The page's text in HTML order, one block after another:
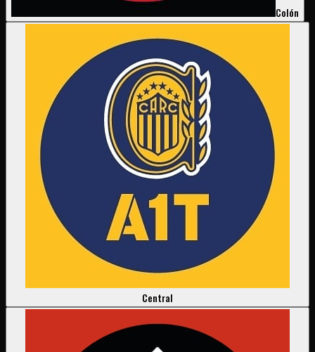
Colón
Central